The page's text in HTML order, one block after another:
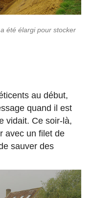
été élargi pour stocker
au début,
quand il est
vidait. Ce soir-là,
avec un filet de
sauver des